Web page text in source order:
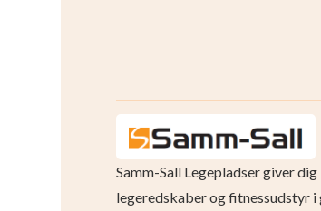
Samm-Sall Legepladser giver dig
legeredskaber og fitnessudstyr